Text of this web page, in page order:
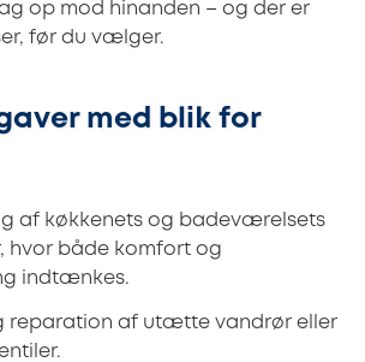
op mod hinanden – og der er
før du vælger.
med blik for
af køkkenets og badeværelsets
hvor både komfort og
indtænkes.
reparation af utætte vandrør eller